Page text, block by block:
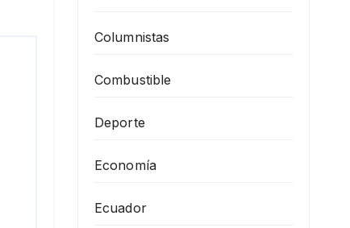
Columnistas
Combustible
Deporte
Economía
Ecuador